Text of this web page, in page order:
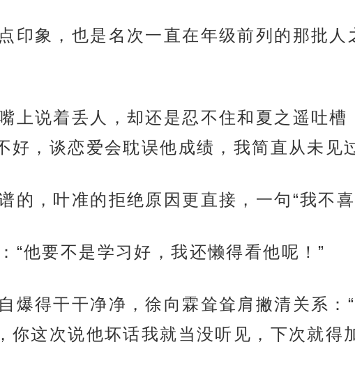
印象，也是名次一直在年级前列的那批
上说着丢人，却还是忍不住和夏之遥吐槽
好，谈恋爱会耽误他成绩，我简直从未见
的，叶准的拒绝原因更直接，一句“我不喜
“他要不是学习好，我还懒得看他呢！”
爆得干干净净，徐向霖耸耸肩撇清关系：
你这次说他坏话我就当没听见，下次就得